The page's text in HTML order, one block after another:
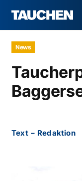
News
Text – Redaktion